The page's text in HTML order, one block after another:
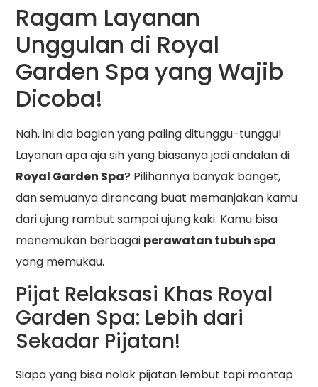
Ragam Layanan
Unggulan di Royal
Garden Spa yang Wajib
Dicoba!
Nah, ini dia bagian yang paling ditunggu-tunggu!
Layanan apa aja sih yang biasanya jadi andalan di
Royal Garden Spa? Pilihannya banyak banget,
dan semuanya dirancang buat memanjakan kamu
dari ujung rambut sampai ujung kaki. Kamu bisa
menemukan berbagai perawatan tubuh spa
yang memukau.
Pijat Relaksasi Khas Royal
Garden Spa: Lebih dari
Sekadar Pijatan!
Siapa yang bisa nolak pijatan lembut tapi mantap